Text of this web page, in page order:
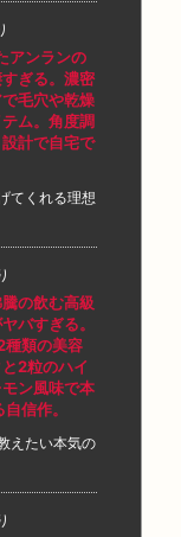
アンランの
ぎる。濃密
毛穴や乾燥
ム。角度調
計で自宅で
てくれる理想
の飲む高級
バすぎる。
類の美容
2粒のハイ
ン風味で本
信作。
えたい本気の